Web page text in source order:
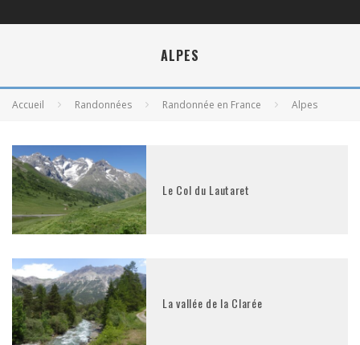
ALPES
Accueil Randonnées Randonnée en France Alpes
Le Col du Lautaret
La vallée de la Clarée